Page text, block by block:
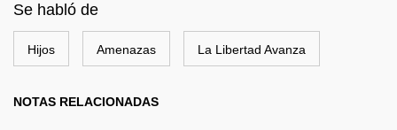
Se habló de
Hijos Amenazas La Libertad Avanza
NOTAS RELACIONADAS